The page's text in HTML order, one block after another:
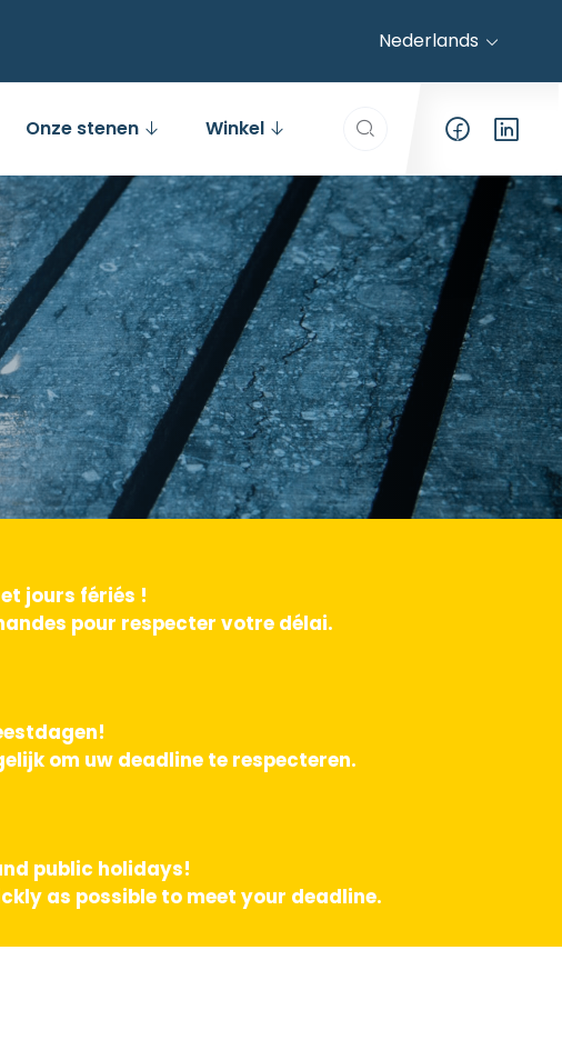
Nederlands
Onze stenen Winkel Search everything...
jours fériés !
pour respecter votre délai.
om uw deadline te respecteren.
public holidays!
as possible to meet your deadline.